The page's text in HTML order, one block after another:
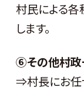
村民による
します。
⑥その他村政
⇒村長にお任